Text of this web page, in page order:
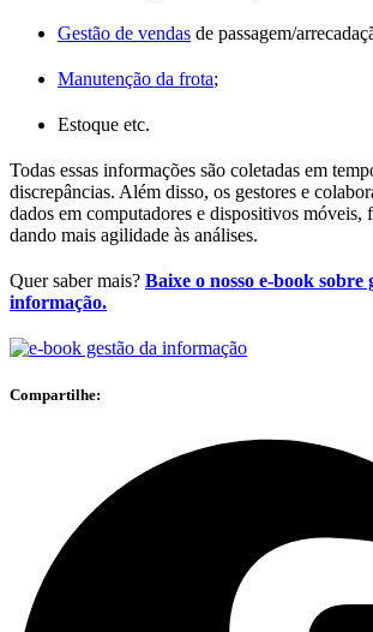
Gestão de vendas de passagem/
Manutenção da frota;
Estoque etc.
Todas essas informações são coletadas em
discrepâncias. Além disso, os gestores e
dados em computadores e dispositivos móveis,
dando mais agilidade às análises.
Quer saber mais? Baixe o nosso e-book sobre
informação.
Compartilhe: